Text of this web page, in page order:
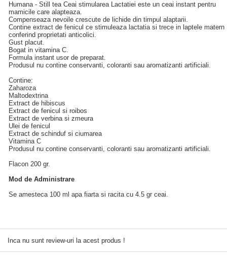
Humana - Still tea Ceai stimularea Lactatiei este un ceai instant pentru
mamicile care alapteaza.
Compenseaza nevoile crescute de lichide din timpul alaptarii.
Contine extract de fenicul ce stimuleaza lactatia si trece in laptele matern
conferind proprietati anticolici.
Gust placut.
Bogat in vitamina C.
Formula instant usor de preparat.
Produsul nu contine conservanti, coloranti sau aromatizanti artificiali.
Contine:
Zaharoza
Maltodextrina
Extract de hibiscus
Extract de fenicul si roibos
Extract de verbina si zmeura
Ulei de fenicul
Extract de schinduf si ciumarea
Vitamina C
Produsul nu contine conservanti, coloranti sau aromatizanti artificiali.
Flacon 200 gr.
Mod de Administrare
Se amesteca 100 ml apa fiarta si racita cu 4.5 gr ceai.
Inca nu sunt review-uri la acest produs !